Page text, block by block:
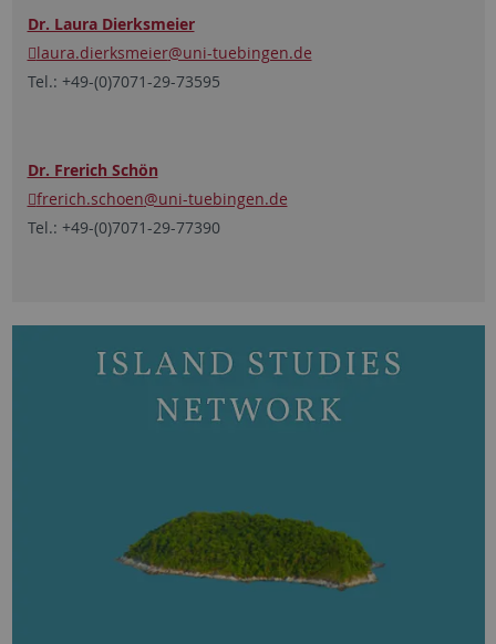
Dr. Laura Dierksmeier
laura.dierksmeier@uni-tuebingen.de
Tel.: +49-(0)7071-29-73595
Dr. Frerich Schön
frerich.schoen@uni-tuebingen.de
Tel.: +49-(0)7071-29-77390